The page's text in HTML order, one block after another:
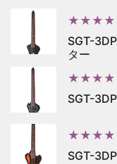
SGT-
ター
SGT-
SGT-